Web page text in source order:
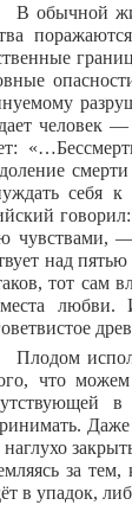
В обычной
человек
себя
чувствами,
над
тот сам
любви.
Плодом
что
наглухо
за
в упадок,